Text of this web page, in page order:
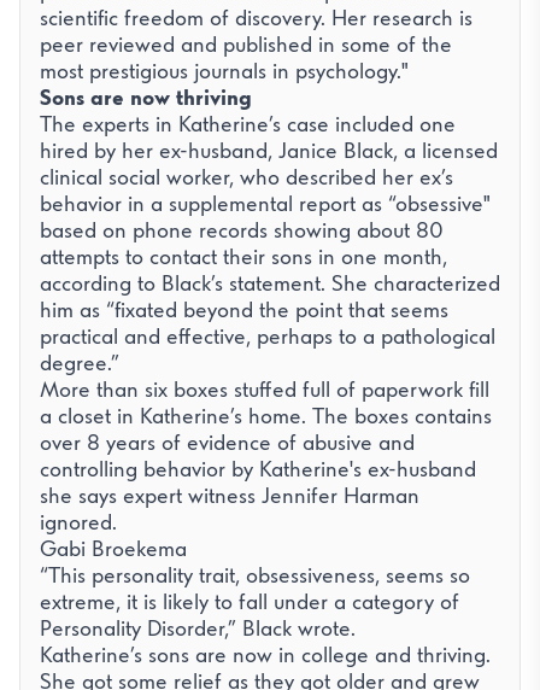
scientific freedom of discovery. Her research is
peer reviewed and published in some of the
most prestigious journals in psychology."
Sons are now thriving
The experts in Katherine’s case included one
hired by her ex-husband, Janice Black, a licensed
clinical social worker, who described her ex’s
behavior in a supplemental report as “obsessive"
based on phone records showing about 80
attempts to contact their sons in one month,
according to Black’s statement. She characterized
him as “fixated beyond the point that seems
practical and effective, perhaps to a pathological
degree.”
More than six boxes stuffed full of paperwork fill
a closet in Katherine’s home. The boxes contains
over 8 years of evidence of abusive and
controlling behavior by Katherine's ex-husband
she says expert witness Jennifer Harman
ignored.
Gabi Broekema
“This personality trait, obsessiveness, seems so
extreme, it is likely to fall under a category of
Personality Disorder,” Black wrote.
Katherine’s sons are now in college and thriving.
She got some relief as they got older and grew